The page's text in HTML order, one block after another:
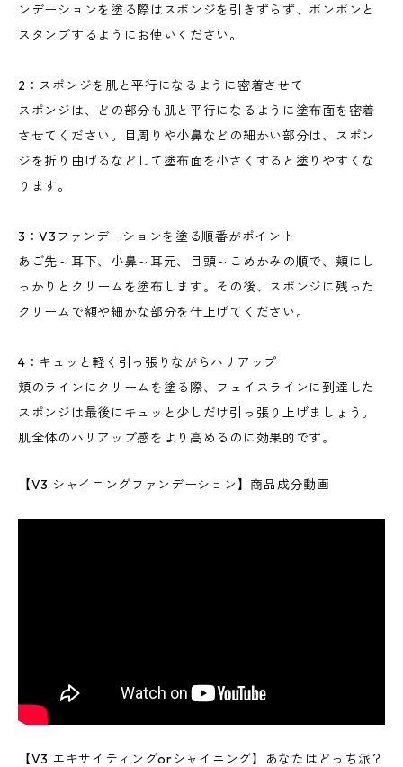
ンデーションを塗る際はスポンジを引きずらず、ポンポンと
スタンプするようにお使いください。
2：スポンジを肌と平行になるように密着させて
スポンジは、どの部分も肌と平行になるように塗布面を密着
させてください。目周りや小鼻などの細かい部分は、スポン
ジを折り曲げるなどして塗布面を小さくすると塗りやすくな
ります。
3：V3ファンデーションを塗る順番がポイント
あご先～耳下、小鼻～耳元、目頭～こめかみの順で、頬にし
っかりとクリームを塗布します。その後、スポンジに残った
クリームで額や細かな部分を仕上げてください。
4：キュッと軽く引っ張りながらハリアップ
頬のラインにクリームを塗る際、フェイスラインに到達した
スポンジは最後にキュッと少しだけ引っ張り上げましょう。
肌全体のハリアップ感をより高めるのに効果的です。
【V3 シャイニングファンデーション】商品成分動画
【V3 エキサイティングorシャイニング】あなたはどっち派？